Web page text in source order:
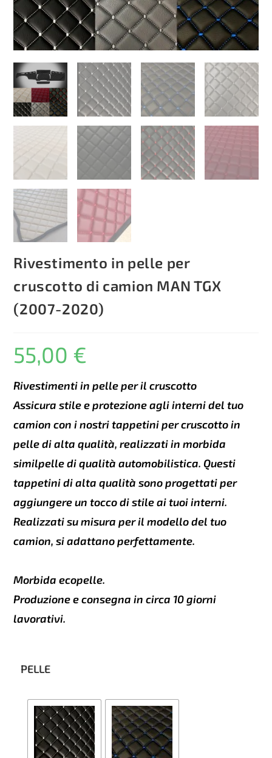
Rivestimento in pelle per
cruscotto di camion MAN TGX
(2007-2020)
55,00 €
Rivestimenti in pelle per il cruscotto
Assicura stile e protezione agli interni del tuo
camion con i nostri tappetini per cruscotto in
pelle di alta qualità, realizzati in morbida
similpelle di qualità automobilistica. Questi
tappetini di alta qualità sono progettati per
aggiungere un tocco di stile ai tuoi interni.
Realizzati su misura per il modello del tuo
camion, si adattano perfettamente.
Morbida ecopelle.
Produzione e consegna in circa 10 giorni
lavorativi.
PELLE